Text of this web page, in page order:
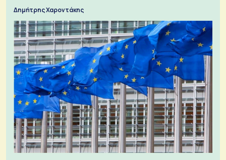
Δημήτρης Χαροντάκης